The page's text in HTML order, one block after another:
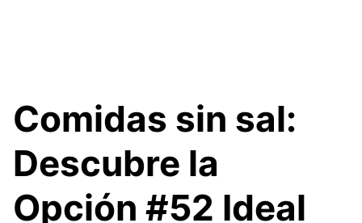
Comidas sin sal:
Descubre la
Opción #52 Ideal